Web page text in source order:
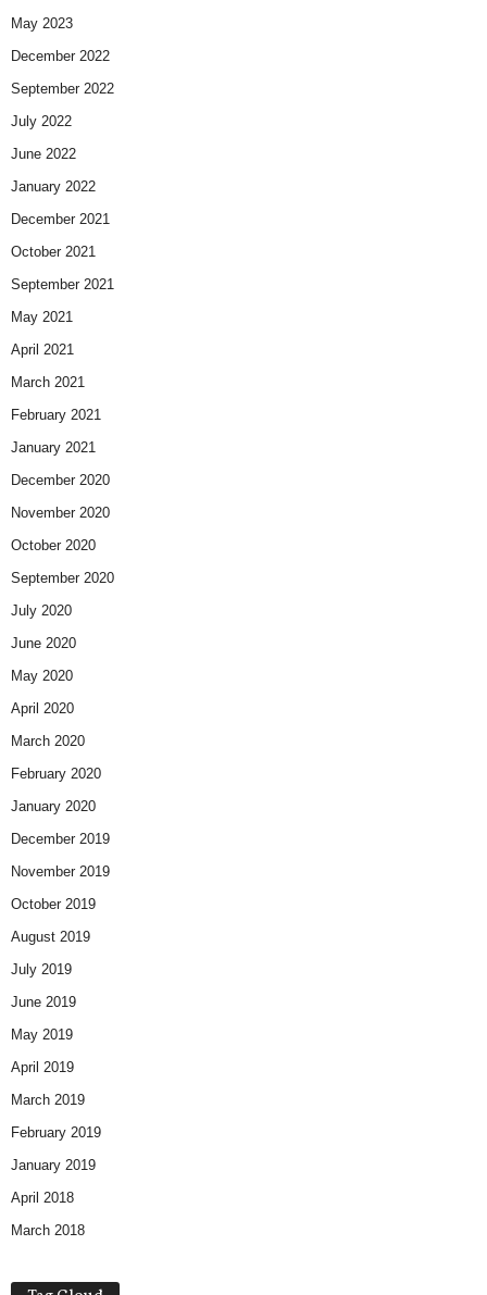
May 2023
December 2022
September 2022
July 2022
June 2022
January 2022
December 2021
October 2021
September 2021
May 2021
April 2021
March 2021
February 2021
January 2021
December 2020
November 2020
October 2020
September 2020
July 2020
June 2020
May 2020
April 2020
March 2020
February 2020
January 2020
December 2019
November 2019
October 2019
August 2019
July 2019
June 2019
May 2019
April 2019
March 2019
February 2019
January 2019
April 2018
March 2018